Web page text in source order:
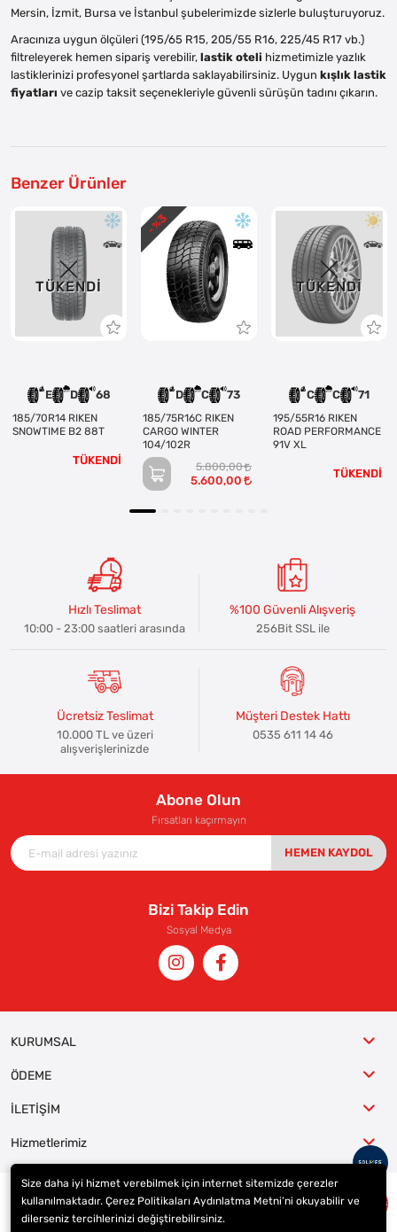
Mersin, İzmit, Bursa ve İstanbul şubelerimizde sizlerle buluşturuyoruz.
Aracınıza uygun ölçüleri (195/65 R15, 205/55 R16, 225/45 R17 vb.)
filtreleyerek hemen sipariş verebilir, lastik oteli hizmetimizle yazlık
lastiklerinizi profesyonel şartlarda saklayabilirsiniz. Uygun kışlık lastik
fiyatları ve cazip taksit seçenekleriyle güvenli sürüşün tadını çıkarın.
Benzer Ürünler
TÜKENDI
E D 68
185/70R14 RIKEN
SNOWTIME B2 88T
TÜKENDİ
D C 73
185/75R16C RIKEN
CARGO WINTER
104/102R
5.800,00
5.600,00
- %
3
TÜKENDI
C C 71
195/55R16 RIKEN
ROAD PERFORMANCE
91V XL
TÜKENDİ
Hızlı Teslimat
10:00 - 23:00 saatleri arasında
%100 Güvenli Alışveriş
256Bit SSL ile
Ücretsiz Teslimat
10.000 TL ve üzeri
alışverişlerinizde
Müşteri Destek Hattı
0535 611 14 46
Abone Olun
Fırsatları kaçırmayın
HEMEN KAYDOL
Bizi Takip Edin
Sosyal Medya
KURUMSAL
ÖDEME
İLETİŞİM
Hizmetlerimiz
© 2023ER-LAS Oto Jant ve Lastik - Yunus ULAŞ
Size daha iyi hizmet verebilmek için internet sitemizde çerezler
kullanılmaktadır. Çerez Politikaları Aydınlatma Metni’ni okuyabilir ve
dilerseniz tercihlerinizi değiştirebilirsiniz.